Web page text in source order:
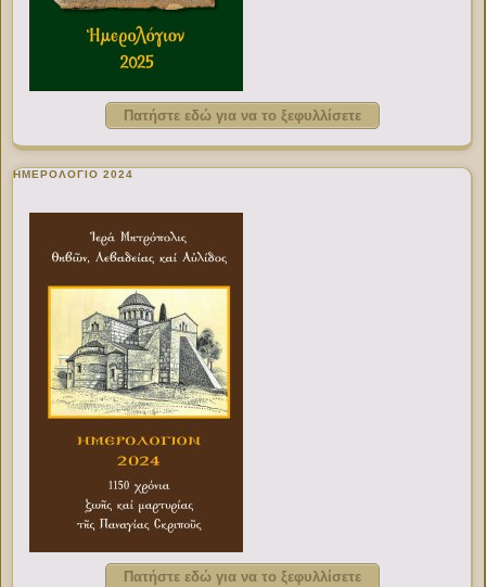
Πατήστε εδώ για να το ξεφυλλίσετε
ΗΜΕΡΟΛΟΓΙΟ 2024
Πατήστε εδώ για να το ξεφυλλίσετε